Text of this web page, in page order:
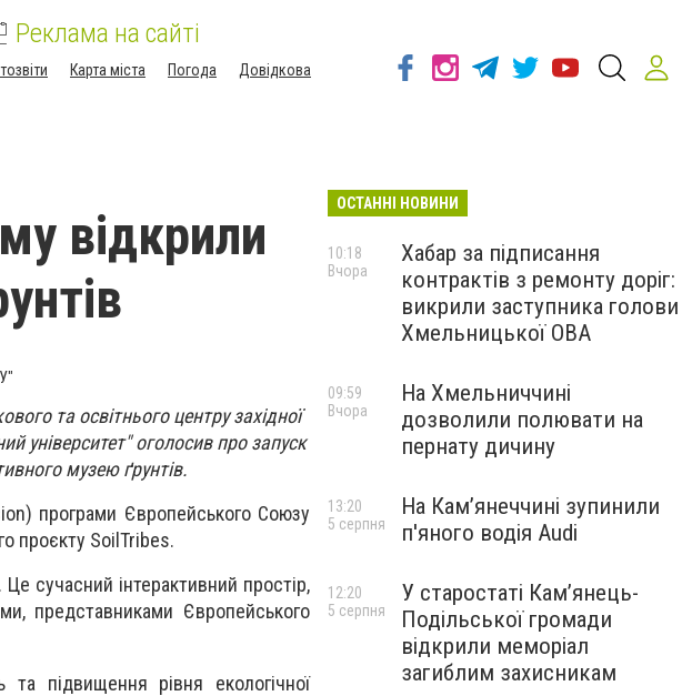
Реклама на сайті
Карта міста Погода
Довідкова
відкрили
та освітнього центру західної
університет" оголосив про запуск
музею ґрунтів.
програми Європейського Союзу
проєкту SoilTribes.
сучасний інтерактивний простір,
представниками Європейського
та підвищення рівня екологічної
ОСТАННІ НОВИНИ
Хабар за підписання
контрактів з ремонту доріг:
викрили заступника голови
Хмельницької ОВА
10:18
Вчора
На Хмельниччині
дозволили полювати на
пернату дичину
09:59
Вчора
На Камʼянеччині зупинили
п'яного водія Audi
13:20
5 серпня
У старостаті Кам’янець-
Подільської громади
відкрили меморіал
загиблим захисникам
12:20
5 серпня